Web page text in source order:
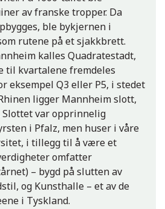
av franske tropper. Da
ble bykjernen i
rutene på et sjakkbrett.
kalles Quadratestadt,
til kvartalene fremdeles
eksempel Q3 eller P5, i stedet
ligger Mannheim slott,
var opprinnelig
i Pfalz, men huser i våre
i tillegg til å være et
omfatter
– bygd på slutten av
og Kunsthalle – et av de
i Tyskland.